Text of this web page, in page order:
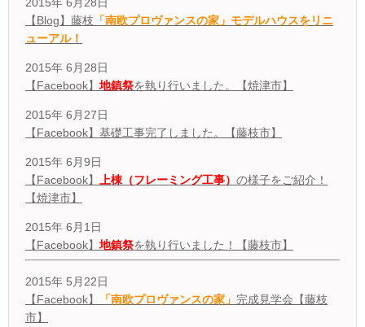
【Blog】藤枝 「南欧プロヴァンスの家」モデルハウスをリニ
ューアル！
2015年 6月28日
【Facebook】 地鎮祭を執り行いました。【焼津市】
2015年 6月27日
【Facebook】基礎工事完了しました。【藤枝市】
2015年 6月9日
【Facebook】
上棟（フレーミング工事） の様子をご紹介！
【焼津市】
2015年 6月1日
【Facebook】 地鎮祭を執り行いました！【藤枝市】
2015年 5月22日
【Facebook】
「南欧プロヴァンスの家」 完成見学会【藤枝
市】